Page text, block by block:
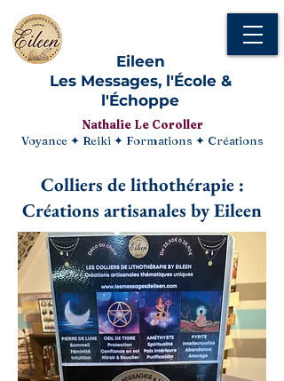
Eileen
Les Messages, l'École &
l'Échoppe
Nathalie Le Coroller
Voyance ✦ Reiki ✦ Formations ✦ Créations
Colliers de lithothérapie :
Créations artisanales by Eileen